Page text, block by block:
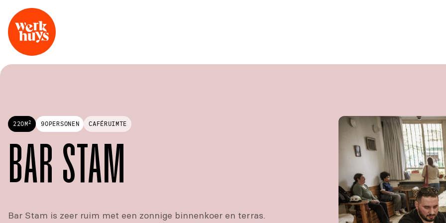
220M2 90PERSONEN CAFÉRUIMTE
BAR STAM
Bar Stam is zeer ruim met een zonnige binnenkoer en terras.